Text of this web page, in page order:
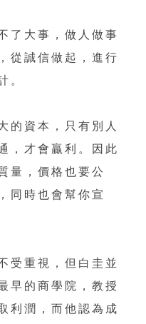
了大事，做人做事
從誠信做起，進行
。
的資本，只有別人
，才會贏利。因此
量，價格也要公
同時也會幫你宣
受重視，但白圭並
早的商學院，教授
利潤，而他認為成